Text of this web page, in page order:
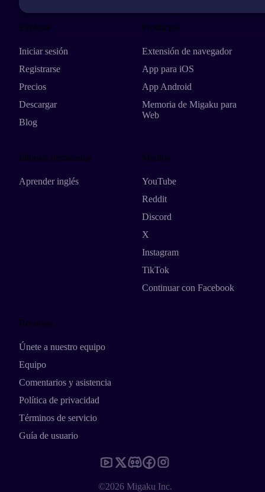
Explorar
Iniciar sesión
Registrarse
Precios
Descargar
Blog
Productos
Extensión de navegador
App para iOS
App Android
Memoria de Migaku para
Web
Idiomas destacados
Aprender inglés
Medios
YouTube
Reddit
Discord
X
Instagram
TikTok
Continuar con Facebook
Recursos
Únete a nuestro equipo
Equipo
Comentarios y asistencia
Política de privacidad
Términos de servicio
Guía de usuario
©2026 Migaku Inc.